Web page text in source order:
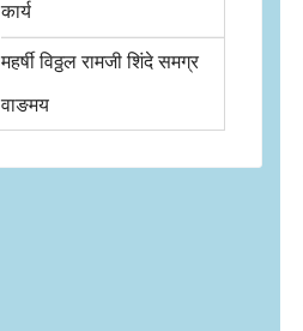
कार्य
महर्षी विठ्ठल रामजी शिंदे समग्र
वाङमय